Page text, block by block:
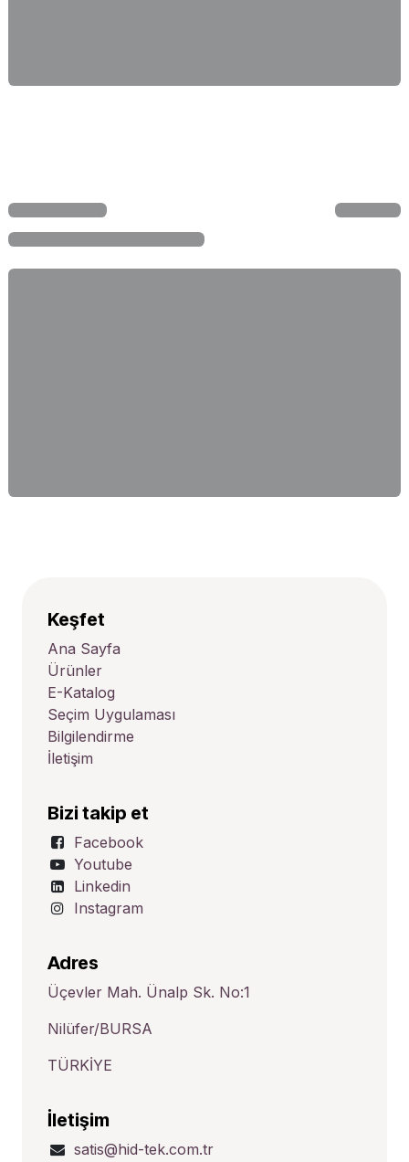
Keşfet
Ana Sayfa
Ürünler
E-Katalog
Seçim Uygulaması
Bilgilendirme
İletişim
Bizi takip et
Facebook
Youtube
Linkedin
Instagram
Adres
Üçevler Mah. Ünalp Sk. No:1
Nilüfer/BURSA
TÜRKİYE
İletişim
satis@hid-tek.com.tr